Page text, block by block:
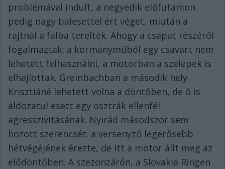
problémával indult, a negyedik előfutamon
pedig nagy balesettel ért véget, miután a
rajtnál a falba terelték. Ahogy a csapat részéről
fogalmaztak: a kormányműből egy csavart nem
lehetett felhasználni, a motorban a szelepek is
elhajlottak. Greinbachban a második hely
Krisztiáné lehetett volna a döntőben, de ő is
áldozatul esett egy osztrák ellenfél
agresszivitásának. Nyirád másodszor sem
hozott szerencsét: a versenyző legerősebb
hétvégéjének érezte, de itt a motor állt meg az
elődöntőben. A szezonzárón, a Slovakia Ringen